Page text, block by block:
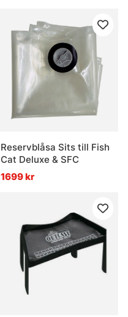
Reservblåsa Sits till Fish
Cat Deluxe & SFC
1699 kr